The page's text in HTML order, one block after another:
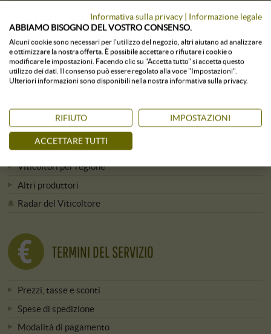
Offerte di lavoro attuali
Press & Media
Newsletter
TUTTE LE CANTINE
Viticoltori dalla A alla Z
Viticoltori per regione
Altri produttori
Radar del Viticoltore
TERMINI DEL SERVIZIO
Prezzi, tasse e sconti
Spese di spedizione
Modalitá di pagamento
Informativa sulla privacy | Informazione legale
ABBIAMO BISOGNO DEL VOSTRO CONSENSO.
Alcuni cookie sono necessari per l'utilizzo del negozio, altri aiutano ad analizzare
e ottimizzare la nostra offerta. È possibile accettare o rifiutare i cookie o
modificare le impostazioni. Facendo clic su "Accetta tutto" si accetta questo
utilizzo dei dati. Il consenso può essere regolato alla voce "Impostazioni".
Ulteriori informazioni sono disponibili nella nostra informativa sulla privacy.
RIFIUTO IMPOSTAZIONI
ACCETTARE TUTTI